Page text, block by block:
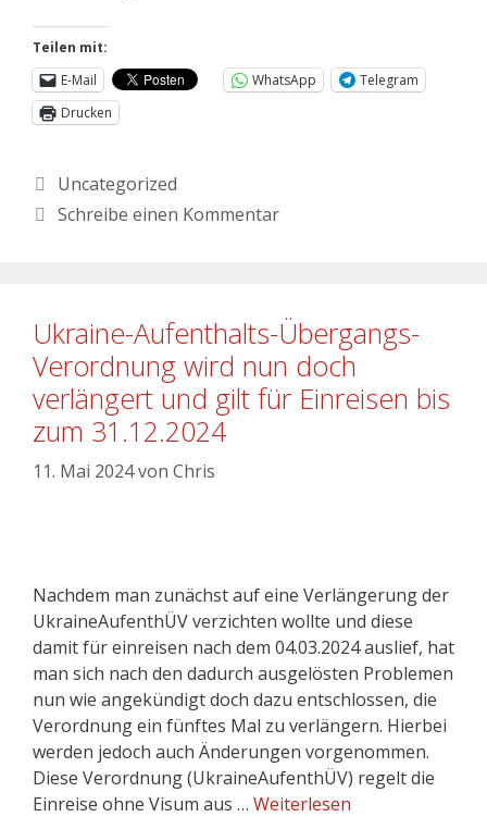
Teilen mit:
E-Mail
WhatsApp
Telegram
Drucken
Uncategorized
Schreibe einen Kommentar
Ukraine-Aufenthalts-Übergangs-
Verordnung wird nun doch
verlängert und gilt für Einreisen bis
zum 31.12.2024
11. Mai 2024von Chris
Nachdem man zunächst auf eine Verlängerung der
UkraineAufenthÜV verzichten wollte und diese
damit für einreisen nach dem 04.03.2024 auslief, hat
man sich nach den dadurch ausgelösten Problemen
nun wie angekündigt doch dazu entschlossen, die
Verordnung ein fünftes Mal zu verlängern. Hierbei
werden jedoch auch Änderungen vorgenommen.
Diese Verordnung (UkraineAufenthÜV) regelt die
Einreise ohne Visum aus … Weiterlesen